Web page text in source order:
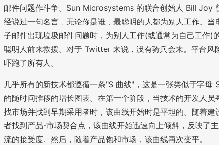
邮件问题作斗争。Sun Microsystems 的联合创始人 Bill Joy
经说过一句名言，无论你是谁，最聪明的人都为别人工作。当
子邮件出现垃圾邮件问题时，为别人工作(或通常为自己工作)
聪明人前来救援。对于 Twitter 来说，没有骑兵会来。平台风
吓跑了所有人。
几乎所有的新技术都遵循一条"S 曲线"，这是一张类似于字母
的随时间推移的增长图表。在第一个阶段，当技术的开发人员
找市场并找到早期采用者时，该曲线开始时是平坦的。随着建
者找到产品-市场契合点，该曲线开始迅速向上倾斜，反映了主
流的接受度。然后，随着产品饱和市场，该曲线再次变平。